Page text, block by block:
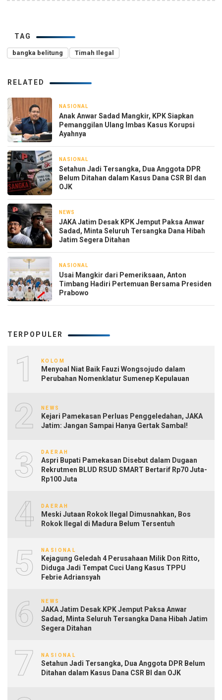
TAG
bangka belitung Timah Ilegal
RELATED
NASIONAL
Anak Anwar Sadad Mangkir, KPK Siapkan
Pemanggilan Ulang Imbas Kasus Korupsi
Ayahnya
NASIONAL
Setahun Jadi Tersangka, Dua Anggota DPR
Belum Ditahan dalam Kasus Dana CSR BI dan
OJK
NEWS
JAKA Jatim Desak KPK Jemput Paksa Anwar
Sadad, Minta Seluruh Tersangka Dana Hibah
Jatim Segera Ditahan
NASIONAL
Usai Mangkir dari Pemeriksaan, Anton
Timbang Hadiri Pertemuan Bersama Presiden
Prabowo
TERPOPULER
1 KOLOM
Menyoal Niat Baik Fauzi Wongsojudo dalam
Perubahan Nomenklatur Sumenep Kepulauan
2 NEWS
Kejari Pamekasan Perluas Penggeledahan, JAKA
Jatim: Jangan Sampai Hanya Gertak Sambal!
3 DAERAH
Aspri Bupati Pamekasan Disebut dalam Dugaan
Rekrutmen BLUD RSUD SMART Bertarif Rp70 Juta-
Rp100 Juta
4 DAERAH
Meski Jutaan Rokok Ilegal Dimusnahkan, Bos
Rokok Ilegal di Madura Belum Tersentuh
5 NASIONAL
Kejagung Geledah 4 Perusahaan Milik Don Ritto,
Diduga Jadi Tempat Cuci Uang Kasus TPPU
Febrie Adriansyah
6 NEWS
JAKA Jatim Desak KPK Jemput Paksa Anwar
Sadad, Minta Seluruh Tersangka Dana Hibah Jatim
Segera Ditahan
7 NASIONAL
Setahun Jadi Tersangka, Dua Anggota DPR Belum
Ditahan dalam Kasus Dana CSR BI dan OJK